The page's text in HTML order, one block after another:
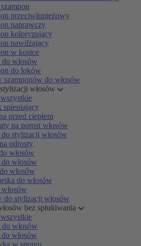
przeciwłupieżowy
naprawczy
koloryzujący
nawilżający
w kostce
do włosów
do loków
szamponów do włosów
włosów
spieniający
przed ciepłem
na porost włosów
stylizacji włosów
odrosty
włosów
włosów
włosów
do włosów
do stylizacji włosów
bez spłukiwania
włosów
włosów
w sprayu